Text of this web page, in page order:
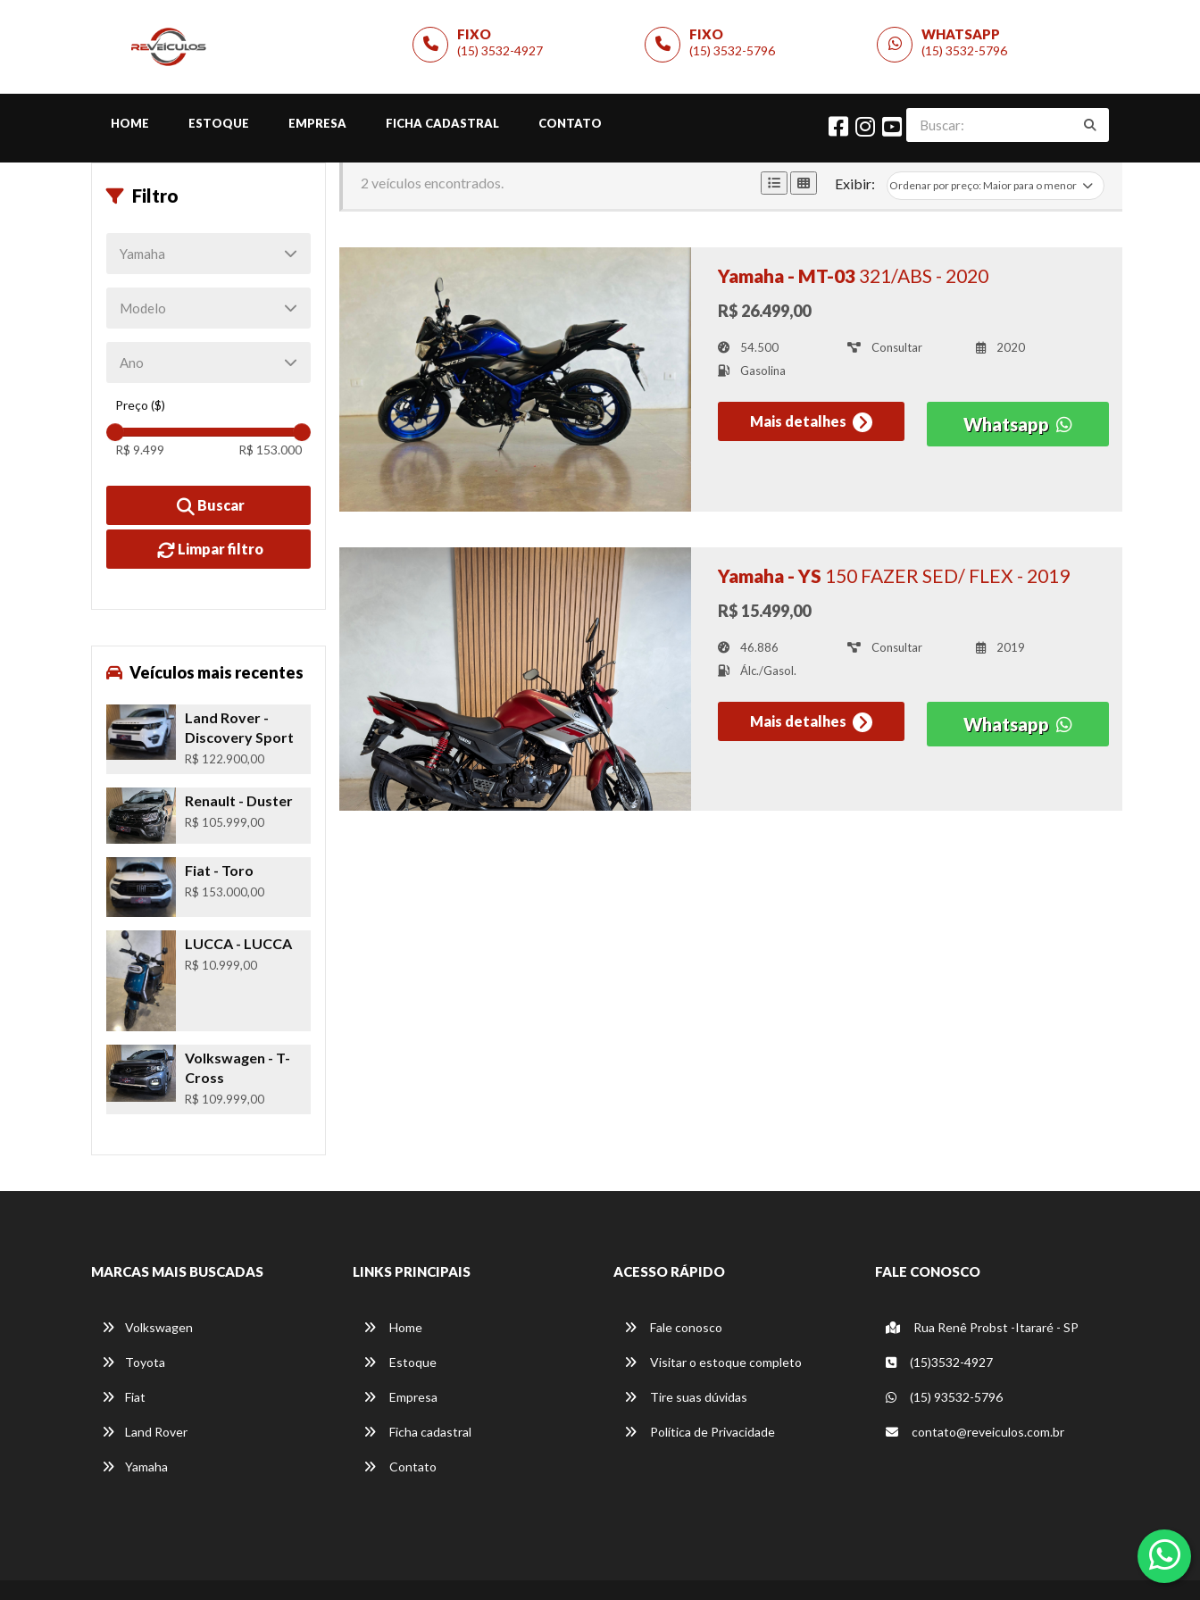
FIXO
(15) 3532-4927
FIXO
(15) 3532-5796
WHATSAPP
(15) 3532-5796
HOME ESTOQUE EMPRESA FICHA CADASTRAL CONTATO
2 veículos encontrados. Exibir:
Yamaha - MT-03 321/ABS - 2020
R$ 26.499,00
54.500 Consultar
2020
Gasolina
Mais detalhes Whatsapp
Yamaha - YS 150 FAZER SED/ FLEX - 2019
R$ 15.499,00
46.886 Consultar
2019
Álc./Gasol.
Mais detalhes Whatsapp
Filtro
Preço ($)
R$ 9.499 R$ 153.000
Buscar
Limpar filtro
Veículos mais recentes
Land Rover-
Discovery Sport
R$ 122.900,00
Renault - Duster
R$ 105.999,00
Fiat - Toro
R$ 153.000,00
LUCCA- LUCCA
R$ 10.999,00
Volkswagen - T-
Cross
R$ 109.999,00
MARCAS MAIS BUSCADAS
Volkswagen
Toyota
Fiat
Land Rover
Yamaha
LINKS PRINCIPAIS
Home
Estoque
Empresa
Ficha cadastral
Contato
ACESSO RÁPIDO
Fale conosco
Visitar o estoque completo
Tire suas dúvidas
Política de Privacidade
FALE CONOSCO
Rua Renê Probst -Itararé - SP
(15)3532-4927
(15) 93532-5796
contato@reveiculos.com.br